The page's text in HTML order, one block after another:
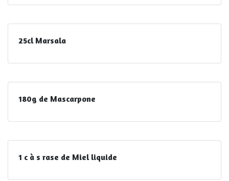
25cl Marsala
180g de Mascarpone
1 c à s rase de Miel liquide